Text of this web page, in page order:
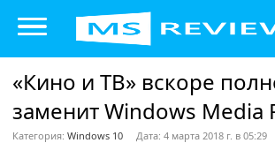
«Кино и ТВ» вскоре
заменит Windows Media
Категория: Windows 10 Дата: 4 марта 2018 г. в 05:29